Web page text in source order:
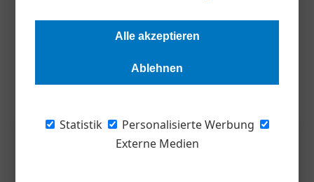
Alle akzeptieren
Ablehnen
Statistik
Personalisierte Werbung
Externe Medien
Zähneknirschen in der Lohnverrechnung: Nach einigem Hin
Überstunden. Sie kommen reichlich spät.